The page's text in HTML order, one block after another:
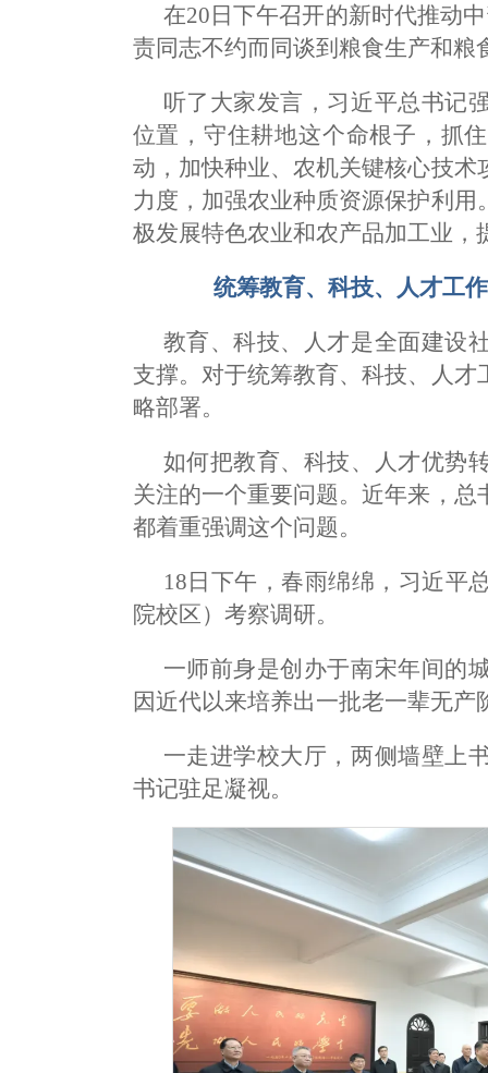
在20日下午召开的新时代推动
责同志不约而同谈到粮食生产和粮
听了大家发言，习近平总书记
位置，守住耕地这个命根子，抓
动，加快种业、农机关键核心技
力度，加强农业种质资源保护利
极发展特色农业和农产品加工业，
统筹教育、科技、人才工
教育、科技、人才是全面建设
支撑。对于统筹教育、科技、人
略部署。
如何把教育、科技、人才优势
关注的一个重要问题。近年来，
都着重强调这个问题。
18日下午，春雨绵绵，习近平
院校区）考察调研。
一师前身是创办于南宋年间的
因近代以来培养出一批老一辈无
一走进学校大厅，两侧墙壁上
书记驻足凝视。